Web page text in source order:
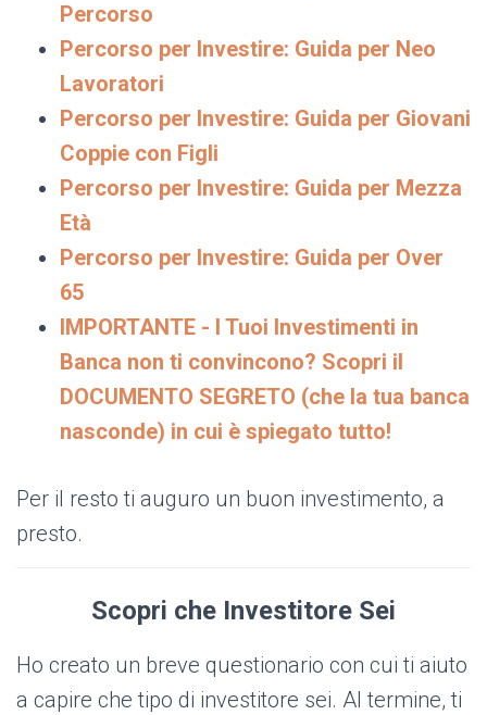
Percorso
Percorso per Investire: Guida per Neo
Lavoratori
Percorso per Investire: Guida per Giovani
Coppie con Figli
Percorso per Investire: Guida per Mezza
Età
Percorso per Investire: Guida per Over
65
IMPORTANTE - I Tuoi Investimenti in
Banca non ti convincono? Scopri il
DOCUMENTO SEGRETO (che la tua banca
nasconde) in cui è spiegato tutto!
Per il resto ti auguro un buon investimento, a
presto.
Scopri che Investitore Sei
Ho creato un breve questionario con cui ti aiuto
a capire che tipo di investitore sei. Al termine, ti